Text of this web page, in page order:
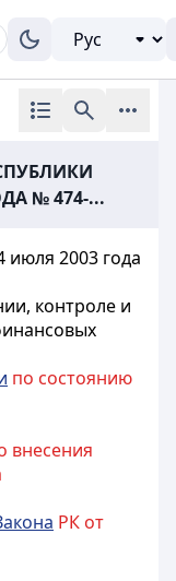
№ 474-...
июля 2003 года
контроле и
по состоянию
внесения
РК от